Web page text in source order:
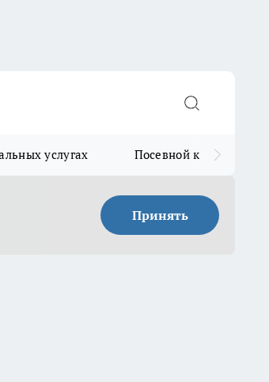
услугах Посевной календарь
Принять